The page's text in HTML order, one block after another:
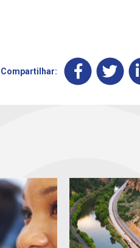
Compartilhar: